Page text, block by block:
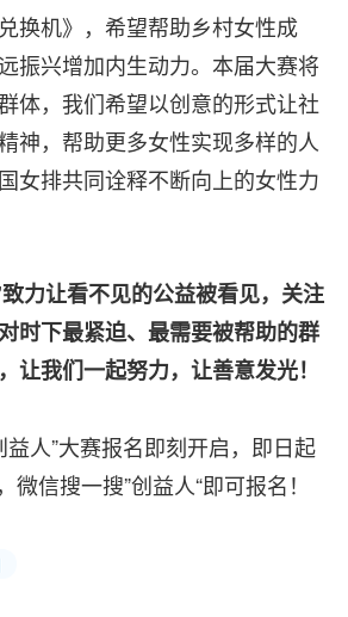
换机》，希望帮助乡村女性成
振兴增加内生动力。本届大赛将
体，我们希望以创意的形式让社
神，帮助更多女性实现多样的人
女排共同诠释不断向上的女性力
让看不见的公益被看见，关注
时下最紧迫、最需要被帮助的群
让我们一起努力，让善意发光！
人”大赛报名即刻开启，即日起
信搜一搜”创益人“即可报名！